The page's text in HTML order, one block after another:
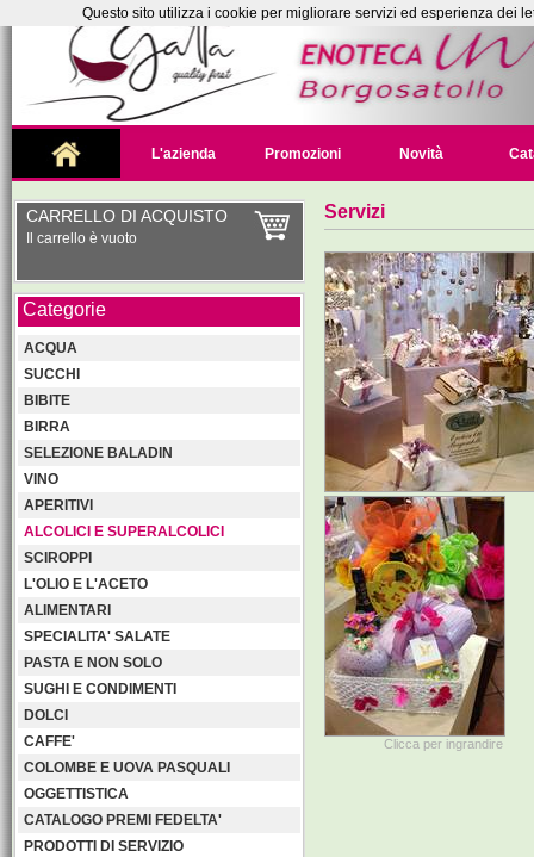
L'azienda Promozioni Novità
CARRELLO DI ACQUISTO
Il carrello è vuoto
Categorie
ACQUA
SUCCHI
BIBITE
BIRRA
SELEZIONE BALADIN
VINO
APERITIVI
ALCOLICI E SUPERALCOLICI
SCIROPPI
L'OLIO E L'ACETO
ALIMENTARI
SPECIALITA' SALATE
PASTA E NON SOLO
SUGHI E CONDIMENTI
DOLCI
CAFFE'
COLOMBE E UOVA PASQUALI
OGGETTISTICA
CATALOGO PREMI FEDELTA'
PRODOTTI DI SERVIZIO
Servizi
Clicca per ingrandire
Questo sito utilizza i cookie per migliorare servizi ed esperienza dei